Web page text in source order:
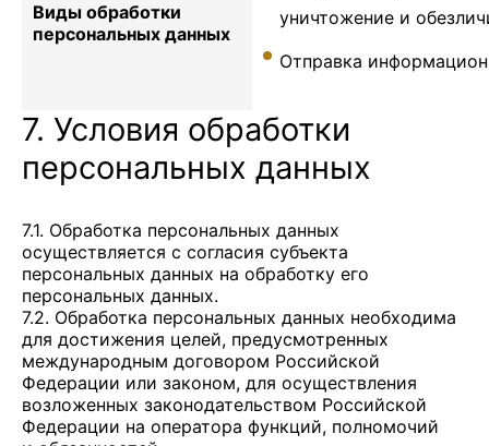
Виды обработки
персональных данных
уничтожение и
Отправка
7. Условия обработки
персональных данных
7.1. Обработка персональных данных
осуществляется с согласия субъекта
персональных данных на обработку его
персональных данных.
7.2. Обработка персональных данных необходима
для достижения целей, предусмотренных
международным договором Российской
Федерации или законом, для осуществления
возложенных законодательством Российской
Федерации на оператора функций, полномочий